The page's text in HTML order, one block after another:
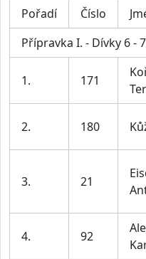
Pořadí Číslo
Přípravka I. - Dívky 6 -
1. 171
2. 180
3. 21
4. 92